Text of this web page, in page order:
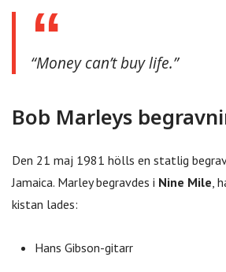
“Money can’t buy life.”
Bob Marleys
Den 21 maj 1981 hölls en statlig
Jamaica. Marley begravdes i Nine Mile,
kistan lades:
Hans Gibson-gitarr